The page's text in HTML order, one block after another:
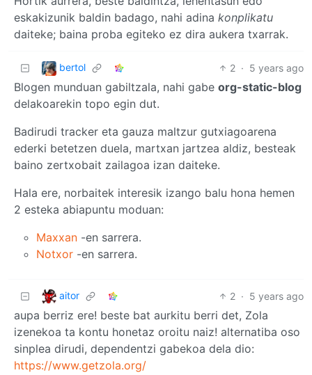
eskakizunik baldin badago, nahi adina konplikatu
daiteke; baina proba egiteko ez dira aukera txarrak.
bertol 2 · 5 years ago
Blogen munduan gabiltzala, nahi gabe org-static-blog
delakoarekin topo egin dut.
Badirudi tracker eta gauza maltzur gutxiagoarena
ederki betetzen duela, martxan jartzea aldiz, besteak
baino zertxobait zailagoa izan daiteke.
Hala ere, norbaitek interesik izango balu hona hemen
2 esteka abiapuntu moduan:
Maxxan -en sarrera.
Notxor -en sarrera.
aitor 2 · 5 years ago
aupa berriz ere! beste bat aurkitu berri det, Zola
izenekoa ta kontu honetaz oroitu naiz! alternatiba oso
sinplea dirudi, dependentzi gabekoa dela dio:
https://www.getzola.org/